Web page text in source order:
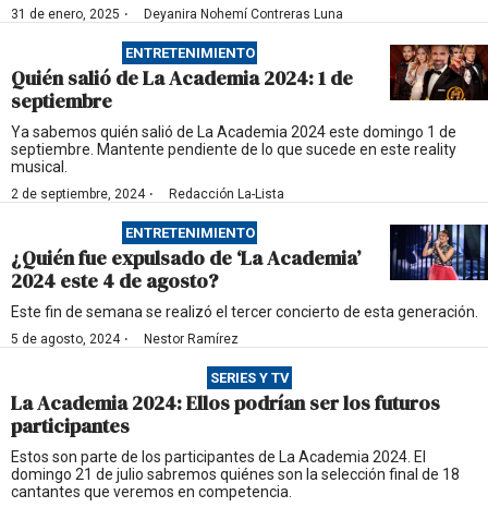
31 de enero, 2025 · Deyanira Nohemí Contreras Luna
ENTRETENIMIENTO
Quién salió de La Academia 2024: 1 de
septiembre
Ya sabemos quién salió de La Academia 2024 este domingo 1 de
septiembre. Mantente pendiente de lo que sucede en este reality
musical.
2 de septiembre, 2024· Redacción La-Lista
ENTRETENIMIENTO
¿Quién fue expulsado de ‘La Academia’
2024 este 4 de agosto?
Este fin de semana se realizó el tercer concierto de esta generación.
5 de agosto, 2024· Nestor Ramírez
SERIES Y TV
La Academia 2024: Ellos podrían ser los futuros
participantes
Estos son parte de los participantes de La Academia 2024. El
domingo 21 de julio sabremos quiénes son la selección final de 18
cantantes que veremos en competencia.